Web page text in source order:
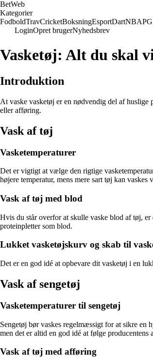
BetWeb
Kategorier
FodboldTravCricketBoksningEsportDartNBA
LoginOpret brugerNyhedsbrev
Vasketøj: Alt du skal
Introduktion
At vaske vasketøj er en nødvendig del af
eller afføring.
Vask af tøj
Vasketemperaturer
Det er vigtigt at vælge den rigtige
højere temperatur, mens mere sart tøj kan
Vask af tøj med blod
Hvis du står overfor at skulle vaske blod af tøj,
proteinpletter som blod.
Lukket vasketøjskurv og skab til
Det er en god idé at opbevare dit vasketøj i en
Vask af sengetøj
Vasketemperaturer til sengetøj
Sengetøj bør vaskes regelmæssigt for at sikre en
men det er altid en god idé at følge producentens
Vask af tøj med afføring